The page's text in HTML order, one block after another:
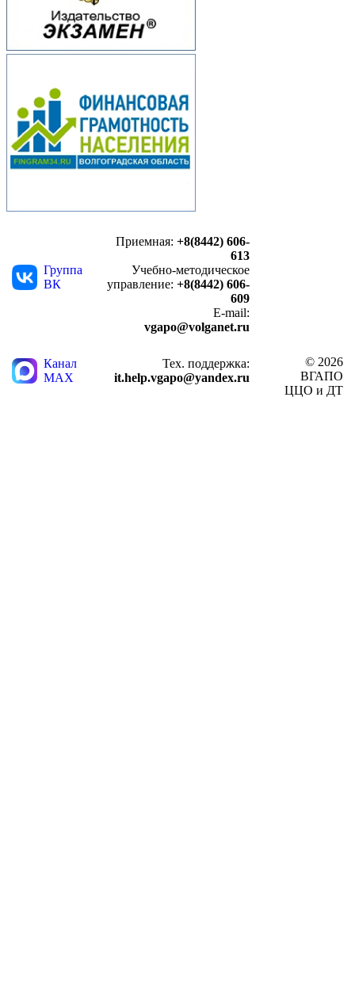
Группа
ВК
Приемная: +8(8442) 606-
613
Учебно-методическое
управление: +8(8442) 606-
609
E-mail:
vgapo@volganet.ru
Канал
MAX
Тех. поддержка:
it.help.vgapo@yandex.ru
© 2026
ВГАПО
ЦЦО и ДТ